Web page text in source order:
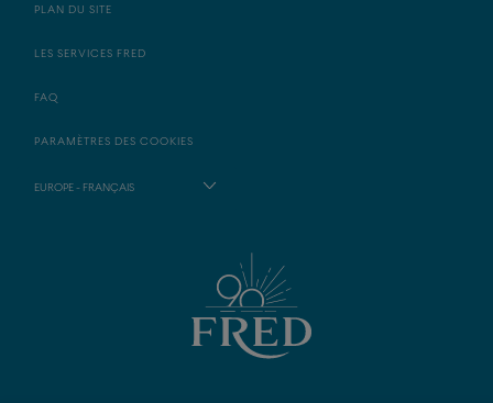
PLAN DU SITE
LES SERVICES FRED
FAQ
PARAMÈTRES DES COOKIES
EUROPE - FRANÇAIS